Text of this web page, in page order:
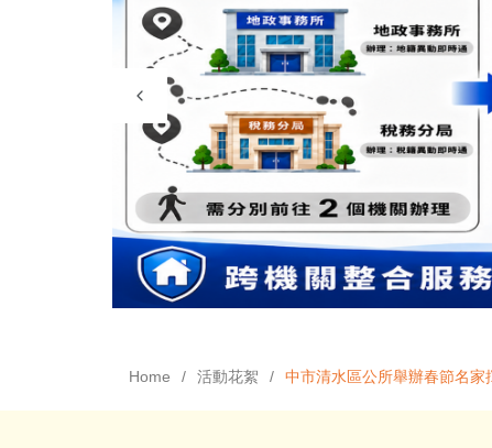
Home 活動花絮 中市清水區公所舉辦春節名家